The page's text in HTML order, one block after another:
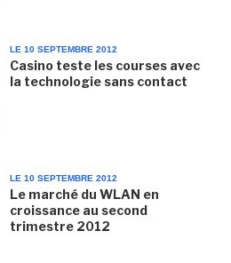
LE 10 SEPTEMBRE 2012
Casino teste les courses avec
la technologie sans contact
LE 10 SEPTEMBRE 2012
Le marché du WLAN en
croissance au second
trimestre 2012